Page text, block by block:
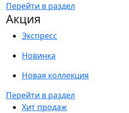
Перейти в раздел
Акция
Экспресс
Новинка
Новая коллекция
Перейти в раздел
Хит продаж